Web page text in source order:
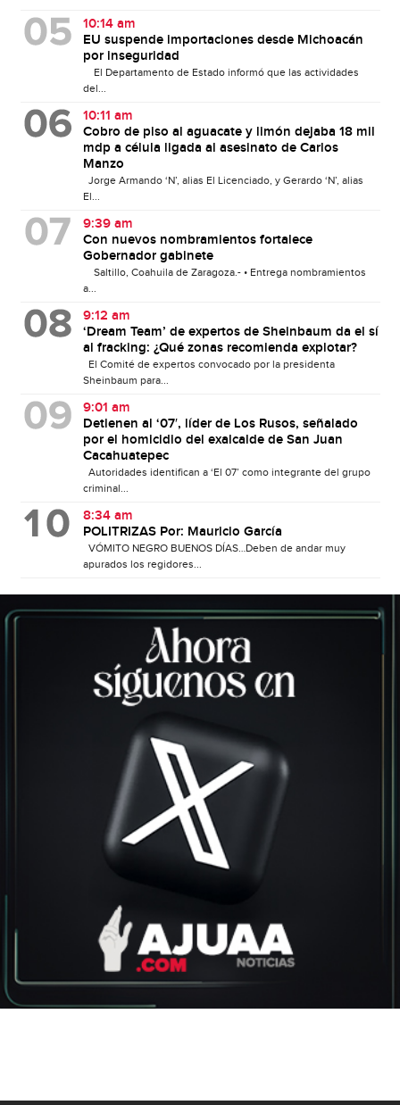
10:14 am
EU suspende importaciones desde Michoacán
por inseguridad
El Departamento de Estado informó que las actividades
del...
10:11 am
Cobro de piso al aguacate y limón dejaba 18 mil
mdp a célula ligada al asesinato de Carlos
Manzo
Jorge Armando ‘N’, alias El Licenciado, y Gerardo ‘N’, alias
El...
9:39 am
Con nuevos nombramientos fortalece
Gobernador gabinete
Saltillo, Coahuila de Zaragoza.- • Entrega nombramientos
a...
9:12 am
‘Dream Team’ de expertos de Sheinbaum da el sí
al fracking: ¿Qué zonas recomienda explotar?
El Comité de expertos convocado por la presidenta
Sheinbaum para...
9:01 am
Detienen al ‘07′, líder de Los Rusos, señalado
por el homicidio del exalcalde de San Juan
Cacahuatepec
Autoridades identifican a ‘El 07’ como integrante del grupo
criminal...
8:34 am
POLITRIZAS Por: Mauricio García
VÓMITO NEGRO BUENOS DÍAS…Deben de andar muy
apurados los regidores...